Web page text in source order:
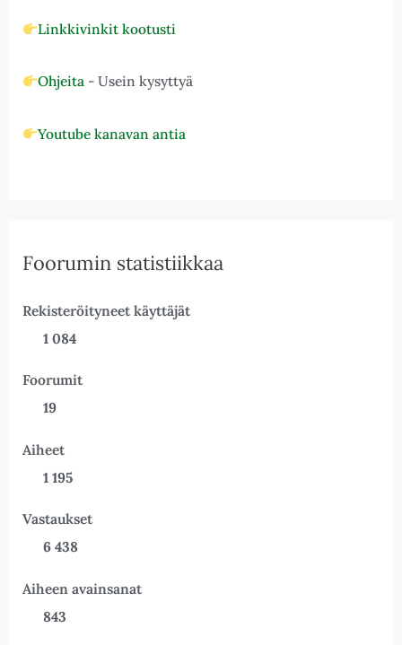
Linkkivinkit kootusti
Ohjeita - Usein kysyttyä
Youtube kanavan antia
Foorumin statistiikkaa
Rekisteröityneet käyttäjät
1 084
Foorumit
19
Aiheet
1 195
Vastaukset
6 438
Aiheen avainsanat
843